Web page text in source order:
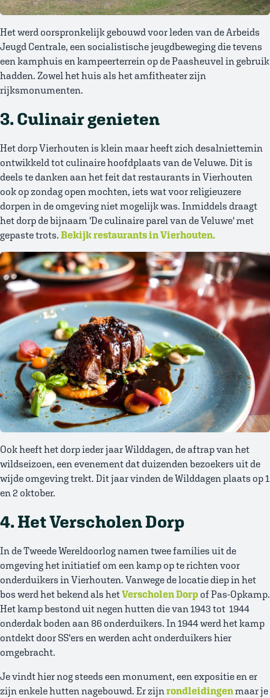
Het werd oorspronkelijk gebouwd voor leden van de Arbeids
Jeugd Centrale, een socialistische jeugdbeweging die tevens
een kamphuis en kampeerterrein op de Paasheuvel in gebruik
hadden. Zowel het huis als het amfitheater zijn
rijksmonumenten.
3. Culinair genieten
Het dorp Vierhouten is klein maar heeft zich desalniettemin
ontwikkeld tot culinaire hoofdplaats van de Veluwe. Dit is
deels te danken aan het feit dat restaurants in Vierhouten
ook op zondag open mochten, iets wat voor religieuzere
dorpen in de omgeving niet mogelijk was. Inmiddels draagt
het dorp de bijnaam 'De culinaire parel van de Veluwe' met
gepaste trots. Bekijk restaurants in Vierhouten.
Afbeelding
Ook heeft het dorp ieder jaar Wilddagen, de aftrap van het
wildseizoen, een evenement dat duizenden bezoekers uit de
wijde omgeving trekt. Dit jaar vinden de Wilddagen plaats op 1
en 2 oktober.
4. Het Verscholen Dorp
In de Tweede Wereldoorlog namen twee families uit de
omgeving het initiatief om een kamp op te richten voor
onderduikers in Vierhouten. Vanwege de locatie diep in het
bos werd het bekend als hetVerscholen Dorp of Pas-Opkamp.
Het kamp bestond uit negen hutten die van 1943 tot 1944
onderdak boden aan 86 onderduikers. In 1944 werd het kamp
ontdekt door SS'ers en werden acht onderduikers hier
omgebracht.
Je vindt hier nog steeds een monument, een expositie en er
zijn enkele hutten nagebouwd. Er zijn rondleidingenmaar je